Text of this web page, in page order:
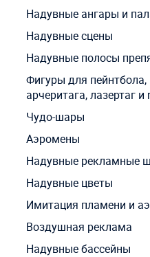
Надувные ангары и
Надувные сцены
Надувные полосы
Фигуры для пейнтбола,
арчеритага, лазертаг и
Чудо-шары
Аэромены
Надувные рекламные
Надувные цветы
Имитация пламени и
Воздушная реклама
Надувные бассейны